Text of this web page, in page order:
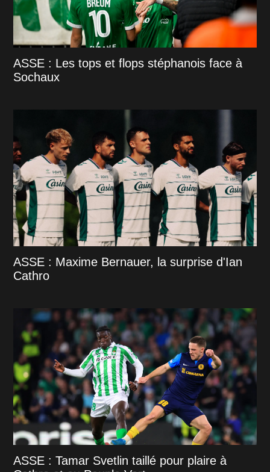
ASSE : Les tops et flops stéphanois face à
Sochaux
ASSE : Maxime Bernauer, la surprise d'Ian
Cathro
ASSE : Tamar Svetlin taillé pour plaire à